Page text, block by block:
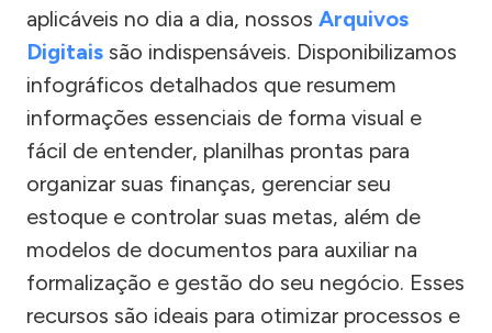
aplicáveis no dia a dia, nossos Arquivos
Digitais são indispensáveis. Disponibilizamos
infográficos detalhados que resumem
informações essenciais de forma visual e
fácil de entender, planilhas prontas para
organizar suas finanças, gerenciar seu
estoque e controlar suas metas, além de
modelos de documentos para auxiliar na
formalização e gestão do seu negócio. Esses
recursos são ideais para otimizar processos e